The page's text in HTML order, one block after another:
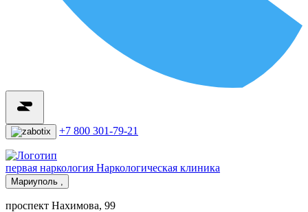
+7 800 301-79-21
первая наркология Наркологическая клиника
Мариуполь ,
проспект Нахимова, 99